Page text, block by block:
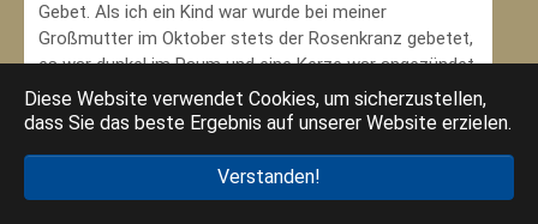
Diese Website verwendet Cookies, um sicherzustellen,
dass Sie das beste Ergebnis auf unserer Website erzielen.
Verstanden!
Gebet. Als ich ein Kind war wurde bei meiner
Großmutter im Oktober stets der Rosenkranz gebetet,
es war dunkel im Raum und eine Kerze war angezündet.
Ich habe mich ungeheuer geborgen gefühlt. Das weiß
ich jetzt im Alter sehr zu schätzen. Danke an meine
Danke an die Gottesmutter Maria, dass ich beten kann.